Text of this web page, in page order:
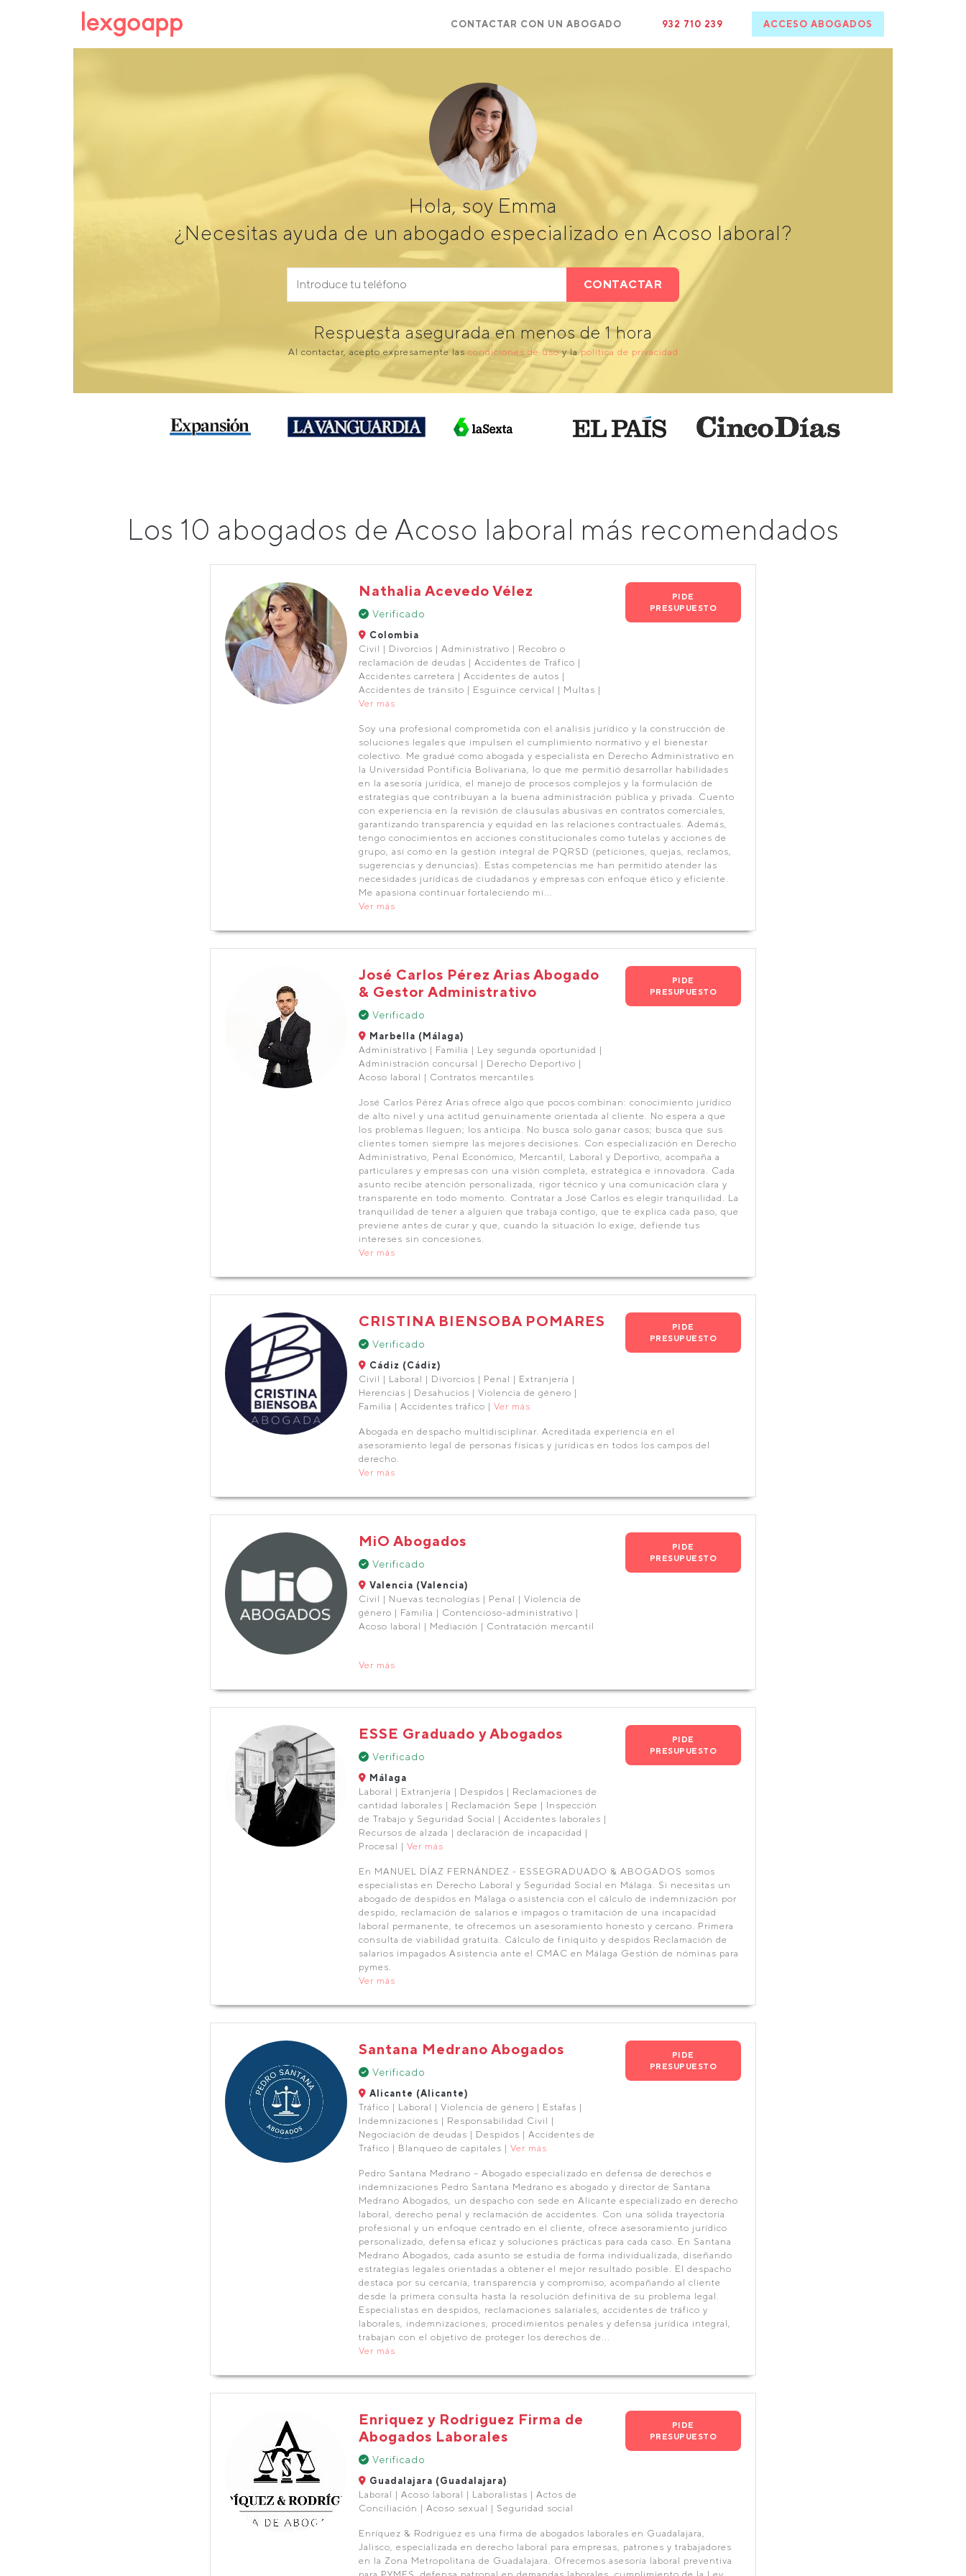
CONTACTAR CON UN ABOGADO 932 710 239 ACCESO ABOGADOS
Hola, soy Emma
¿Necesitas ayuda de un abogado especializado en Acoso laboral?
CONTACTAR
Respuesta asegurada en menos de 1 hora
Al contactar, acepto expresamente las condiciones de usoy lapolítica de privacidad
Los 10 abogados de Acoso laboral más recomendados
Nathalia Acevedo Vélez
Verificado
Colombia
Civil | Divorcios | Administrativo | Recobro o
reclamación de deudas | Accidentes de Tráfico |
Accidentes carretera | Accidentes de autos |
Accidentes de tránsito | Esguince cervical | Multas |
Ver más
PIDE
PRESUPUESTO
Soy una profesional comprometida con el análisis jurídico y la construcción de
soluciones legales que impulsen el cumplimiento normativo y el bienestar
colectivo. Me gradué como abogada y especialista en Derecho Administrativo en
la Universidad Pontificia Bolivariana, lo que me permitió desarrollar habilidades
en la asesoría jurídica, el manejo de procesos complejos y la formulación de
estrategias que contribuyan a la buena administración pública y privada. Cuento
con experiencia en la revisión de cláusulas abusivas en contratos comerciales,
garantizando transparencia y equidad en las relaciones contractuales. Además,
tengo conocimientos en acciones constitucionales como tutelas y acciones de
grupo, así como en la gestión integral de PQRSD (peticiones, quejas, reclamos,
sugerencias y denuncias). Estas competencias me han permitido atender las
necesidades jurídicas de ciudadanos y empresas con enfoque ético y eficiente.
Me apasiona continuar fortaleciendo mi...
Ver más
José Carlos Pérez Arias Abogado
& Gestor Administrativo
Verificado
Marbella (Málaga)
Administrativo | Familia | Ley segunda oportunidad |
Administración concursal | Derecho Deportivo |
Acoso laboral | Contratos mercantiles
PIDE
PRESUPUESTO
José Carlos Pérez Arias ofrece algo que pocos combinan: conocimiento jurídico
de alto nivel y una actitud genuinamente orientada al cliente. No espera a que
los problemas lleguen; los anticipa. No busca solo ganar casos; busca que sus
clientes tomen siempre las mejores decisiones. Con especialización en Derecho
Administrativo, Penal Económico, Mercantil, Laboral y Deportivo, acompaña a
particulares y empresas con una visión completa, estratégica e innovadora. Cada
asunto recibe atención personalizada, rigor técnico y una comunicación clara y
transparente en todo momento. Contratar a José Carlos es elegir tranquilidad. La
tranquilidad de tener a alguien que trabaja contigo, que te explica cada paso, que
previene antes de curar y que, cuando la situación lo exige, defiende tus
intereses sin concesiones.
Ver más
CRISTINA BIENSOBA POMARES
Verificado
Cádiz (Cádiz)
Civil | Laboral | Divorcios | Penal | Extranjería |
Herencias | Desahucios | Violencia de género |
Familia | Accidentes tráfico | Ver más
PIDE
PRESUPUESTO
Abogada en despacho multidisciplinar. Acreditada experiencia en el
asesoramiento legal de personas físicas y jurídicas en todos los campos del
derecho.
Ver más
MiO Abogados
Verificado
Valencia (Valencia)
Civil | Nuevas tecnologías | Penal | Violencia de
género | Familia | Contencioso-administrativo |
Acoso laboral | Mediación | Contratación mercantil
PIDE
PRESUPUESTO
Ver más
ESSE Graduado y Abogados
Verificado
Málaga
Laboral | Extranjería | Despidos | Reclamaciones de
cantidad laborales | Reclamación Sepe | Inspección
de Trabajo y Seguridad Social | Accidentes laborales |
Recursos de alzada | declaración de incapacidad |
Procesal | Ver más
PIDE
PRESUPUESTO
En MANUEL DÍAZ FERNÁNDEZ - ESSEGRADUADO & ABOGADOS somos
especialistas en Derecho Laboral y Seguridad Social en Málaga. Si necesitas un
abogado de despidos en Málaga o asistencia con el cálculo de indemnización por
despido, reclamación de salarios e impagos o tramitación de una incapacidad
laboral permanente, te ofrecemos un asesoramiento honesto y cercano. Primera
consulta de viabilidad gratuita. Cálculo de finiquito y despidos Reclamación de
salarios impagados Asistencia ante el CMAC en Málaga Gestión de nóminas para
pymes.
Ver más
Santana Medrano Abogados
Verificado
Alicante (Alicante)
Tráfico | Laboral | Violencia de género | Estafas |
Indemnizaciones | Responsabilidad Civil |
Negociación de deudas | Despidos | Accidentes de
Tráfico | Blanqueo de capitales | Ver más
PIDE
PRESUPUESTO
Pedro Santana Medrano – Abogado especializado en defensa de derechos e
indemnizaciones Pedro Santana Medrano es abogado y director de Santana
Medrano Abogados, un despacho con sede en Alicante especializado en derecho
laboral, derecho penal y reclamación de accidentes. Con una sólida trayectoria
profesional y un enfoque centrado en el cliente, ofrece asesoramiento jurídico
personalizado, defensa eficaz y soluciones prácticas para cada caso. En Santana
Medrano Abogados, cada asunto se estudia de forma individualizada, diseñando
estrategias legales orientadas a obtener el mejor resultado posible. El despacho
destaca por su cercanía, transparencia y compromiso, acompañando al cliente
desde la primera consulta hasta la resolución definitiva de su problema legal.
Especialistas en despidos, reclamaciones salariales, accidentes de tráfico y
laborales, indemnizaciones, procedimientos penales y defensa jurídica integral,
trabajan con el objetivo de proteger los derechos de...
Ver más
Enriquez y Rodriguez Firma de
Abogados Laborales
Verificado
Guadalajara (Guadalajara)
Laboral | Acoso laboral | Laboralistas | Actos de
Conciliación | Acoso sexual | Seguridad social
PIDE
PRESUPUESTO
Enríquez & Rodríguez es una firma de abogados laborales en Guadalajara,
Jalisco, especializada en derecho laboral para empresas, patrones y trabajadores
en la Zona Metropolitana de Guadalajara. Ofrecemos asesoría laboral preventiva